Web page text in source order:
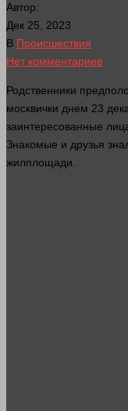
Автор:
Дек 25, 2023
В Происшествия
Нет комментариев
Родственники
москвички днем 23
заинтересованные
Знакомые и друзья
жилплощади.